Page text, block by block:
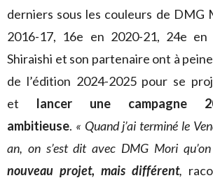
derniers sous les couleurs de DMG
2016-17, 16e en 2020-21, 24e en
Shiraishi et son partenaire ont à
de l’édition 2024-2025 pour se
et lancer une campagne
ambitieuse. « Quand j’ai terminé le
an, on s’est dit avec DMG Mori
nouveau projet, mais différent,